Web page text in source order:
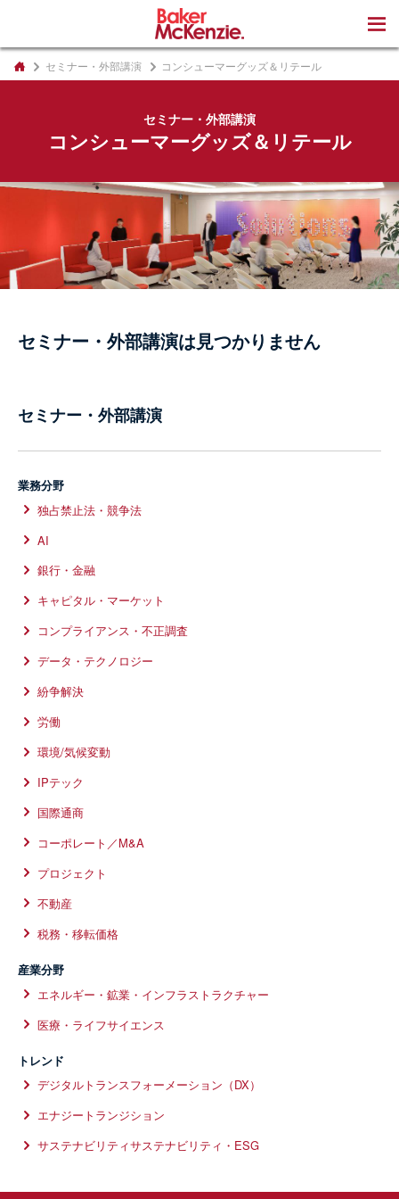
セミナー・外部講演 コンシューマーグッズ＆リテール
セミナー・外部講演
コンシューマーグッズ＆リテール
セミナー・外部講演は見つかりません
セミナー・外部講演
業務分野
独占禁止法・競争法
AI
銀行・金融
キャピタル・マーケット
コンプライアンス・不正調査
データ・テクノロジー
紛争解決
労働
環境/気候変動
IPテック
国際通商
コーポレート／M&A
プロジェクト
不動産
税務・移転価格
産業分野
エネルギー・鉱業・インフラストラクチャー
医療・ライフサイエンス
トレンド
デジタルトランスフォーメーション（DX）
エナジートランジション
サステナビリティサステナビリティ・ESG